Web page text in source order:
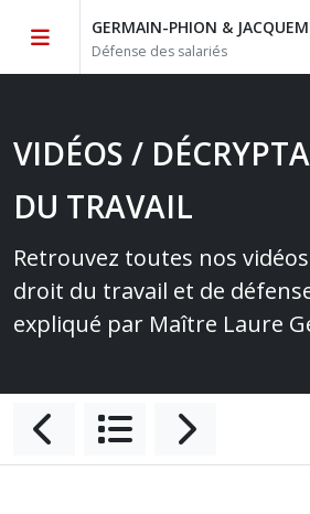
GERMAIN-PHION &
Défense des salariés
VIDÉOS /
DU TRAVAIL
Retrouvez toutes nos
droit du travail et de
expliqué par Maître Laure